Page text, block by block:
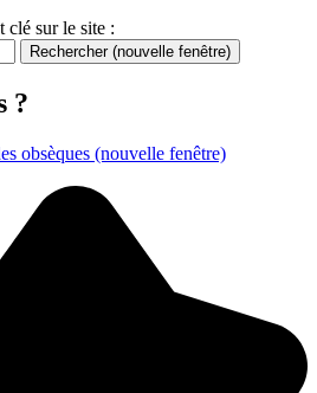
clé sur le site :
Rechercher (nouvelle fenêtre)
?
obsèques (nouvelle fenêtre)